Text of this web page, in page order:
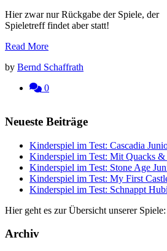
Hier zwar nur Rückgabe der Spiele, der
Spieletreff findet aber statt!
Read More
by Bernd Schaffrath
0
Neueste Beiträge
Kinderspiel im Test: Cascadia
Kinderspiel im Test: Mit Quacks
Kinderspiel im Test: Stone Age
Kinderspiel im Test: My First
Kinderspiel im Test: Schnappt
Hier geht es zur Übersicht unserer Spiele:
Archiv